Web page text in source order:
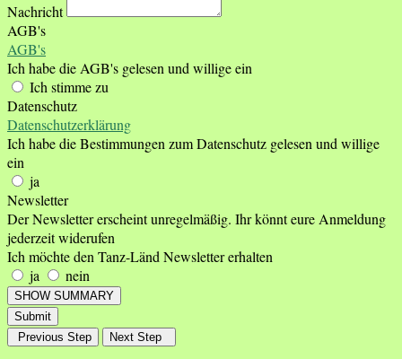
Nachricht
AGB's
AGB's
Ich habe die AGB's gelesen und willige ein
Ich stimme zu
Datenschutz
Datenschutzerklärung
Ich habe die Bestimmungen zum Datenschutz gelesen und willige
ein
ja
Newsletter
Der Newsletter erscheint unregelmäßig. Ihr könnt eure Anmeldung
jederzeit widerufen
Ich möchte den Tanz-Länd Newsletter erhalten
ja
nein
SHOW SUMMARY
Submit
Previous Step
Next Step